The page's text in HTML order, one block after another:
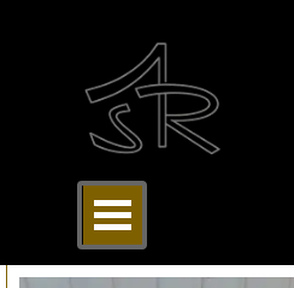
Menü überspringen